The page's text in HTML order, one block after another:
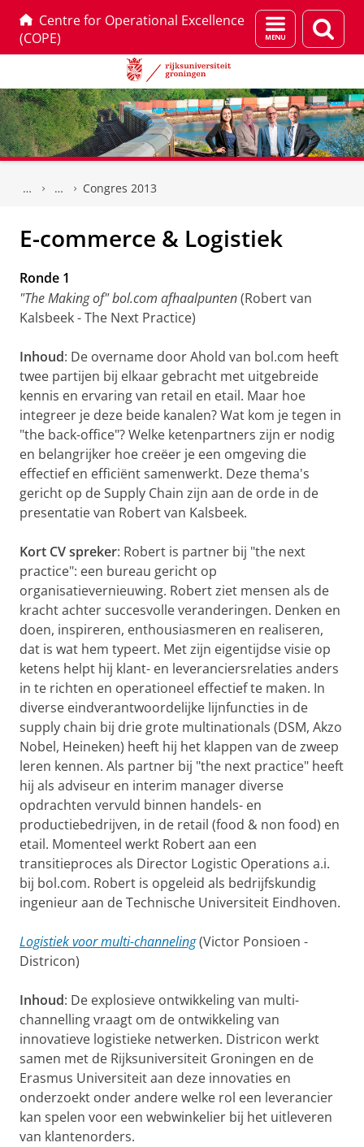
Centre for Operational Excellence
(COPE)
Menu
en
Congres 2013
E-commerce & Logistiek
Ronde 1
"The Making of" bol.com afhaalpunten(Robert van
Kalsbeek - The Next Practice)
Inhoud: De overname door Ahold van bol.com heeft
twee partijen bij elkaar gebracht met uitgebreide
kennis en ervaring van retail en etail. Maar hoe
integreer je deze beide kanalen? Wat kom je tegen in
"the back-office"? Welke ketenpartners zijn er nodig
en belangrijker hoe creëer je een omgeving die
effectief en efficiënt samenwerkt. Deze thema's
gericht op de Supply Chain zijn aan de orde in de
presentatie van Robert van Kalsbeek.
Kort CV spreker: Robert is partner bij "the next
practice": een bureau gericht op
organisatievernieuwing. Robert ziet mensen als de
kracht achter succesvolle veranderingen. Denken en
doen, inspireren, enthousiasmeren en realiseren,
dat is wat hem typeert. Met zijn eigentijdse visie op
ketens helpt hij klant- en leveranciersrelaties anders
in te richten en operationeel effectief te maken. In
diverse eindverantwoordelijke lijnfuncties in de
supply chain bij drie grote multinationals (DSM, Akzo
Nobel, Heineken) heeft hij het klappen van de zweep
leren kennen. Als partner bij "the next practice" heeft
hij als adviseur en interim manager diverse
opdrachten vervuld binnen handels- en
productiebedrijven, in de retail (food & non food) en
etail. Momenteel werkt Robert aan een
transitieproces als Director Logistic Operations a.i.
bij bol.com. Robert is opgeleid als bedrijfskundig
ingenieur aan de Technische Universiteit Eindhoven.
Logistiek voor multi-channeling(Victor Ponsioen -
Districon)
Inhoud: De explosieve ontwikkeling van multi-
channelling vraagt om de ontwikkeling van
innovatieve logistieke netwerken. Districon werkt
samen met de Rijksuniversiteit Groningen en de
Erasmus Universiteit aan deze innovaties en
onderzoekt onder andere welke rol een leverancier
kan spelen voor een webwinkelier bij het uitleveren
van klantenorders.